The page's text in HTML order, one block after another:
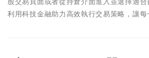
利用科技金融助力高效執行交易策略，讓每